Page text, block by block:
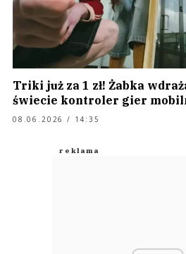
Triki już za 1 zł! Żabka
świecie kontroler gier
08.06.2026 / 14:35